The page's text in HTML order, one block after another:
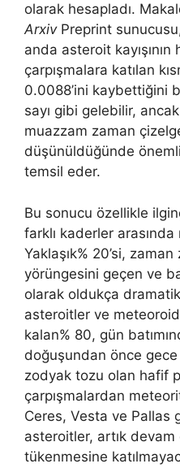
olarak hesapladı.
ArxivPreprint sunucusu,
anda asteroit
çarpışmalara katılan
0.0088’ini kaybettiğini
sayı gibi gelebilir,
muazzam zaman
düşünüldüğünde önemli
temsil eder.
Bu sonucu özellikle
farklı kaderler arasında
Yaklaşık% 20’si, zaman
yörüngesini geçen ve
olarak oldukça
asteroitler ve
kalan% 80, gün
doğuşundan önce
zodyak tozu olan hafif
çarpışmalardan
Ceres, Vesta ve Pallas
asteroitler, artık
tükenmesine